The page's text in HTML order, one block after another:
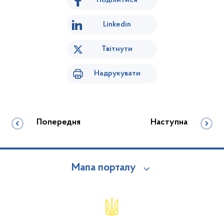
Linkedin
Твітнути
Надрукувати
Попередня Наступна
Мапа порталу